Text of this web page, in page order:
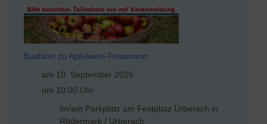
Busfahrt zu Apfelwein-Possmann
am 10. September 2026
um 10:00 Uhr
im/am Parkplatz am Festplatz Urberach in
Rödermark / Urberach